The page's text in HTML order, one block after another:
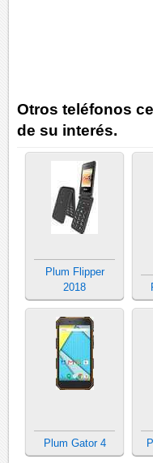
Otros teléfonos
de su interés.
Plum Flipper
2018
Plum Gator 4